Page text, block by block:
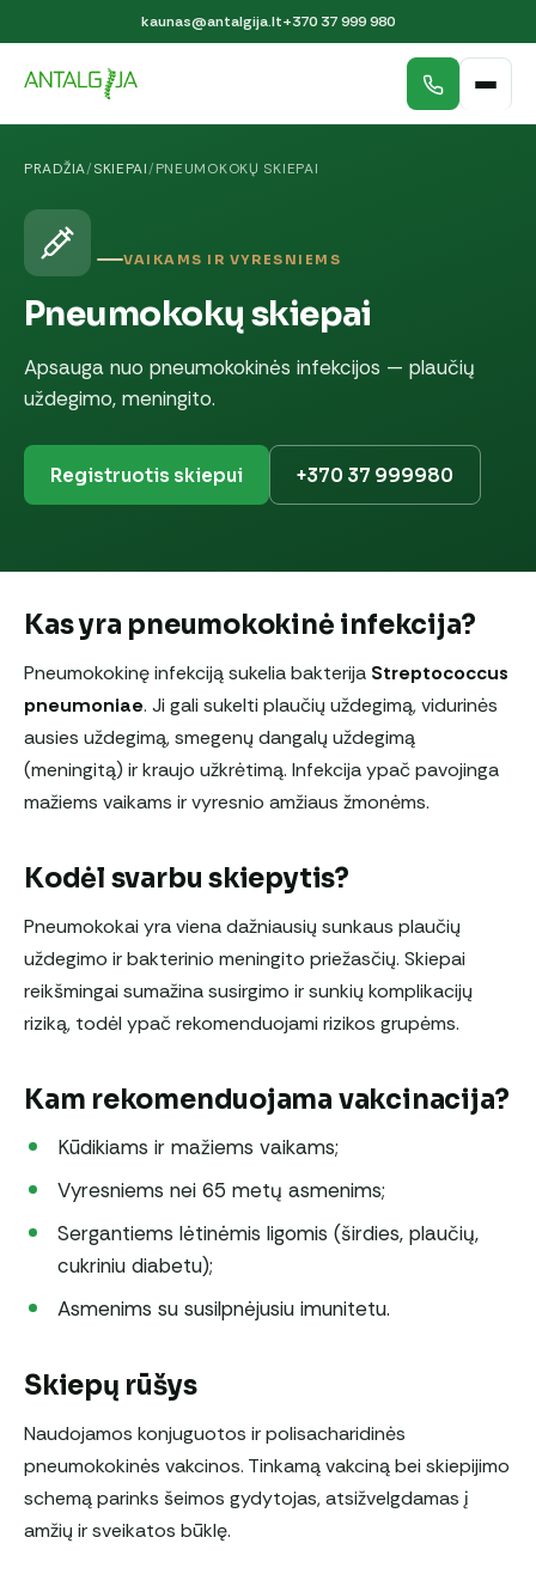
kaunas@antalgija.lt+370 37 999 980
PRADŽIA/SKIEPAI/PNEUMOKOKŲ SKIEPAI
VAIKAMS IR VYRESNIEMS
Pneumokokų skiepai
Apsauga nuo pneumokokinės infekcijos — plaučių
uždegimo, meningito.
Registruotis skiepui +370 37 999980
Kas yra pneumokokinė infekcija?
Pneumokokinę infekciją sukelia bakterija Streptococcus
pneumoniae. Ji gali sukelti plaučių uždegimą, vidurinės
ausies uždegimą, smegenų dangalų uždegimą
(meningitą) ir kraujo užkrėtimą. Infekcija ypač pavojinga
mažiems vaikams ir vyresnio amžiaus žmonėms.
Kodėl svarbu skiepytis?
Pneumokokai yra viena dažniausių sunkaus plaučių
uždegimo ir bakterinio meningito priežasčių. Skiepai
reikšmingai sumažina susirgimo ir sunkių komplikacijų
riziką, todėl ypač rekomenduojami rizikos grupėms.
Kam rekomenduojama vakcinacija?
Kūdikiams ir mažiems vaikams;
Vyresniems nei 65 metų asmenims;
Sergantiems lėtinėmis ligomis (širdies, plaučių,
cukriniu diabetu);
Asmenims su susilpnėjusiu imunitetu.
Skiepų rūšys
Naudojamos konjuguotos ir polisacharidinės
pneumokokinės vakcinos. Tinkamą vakciną bei skiepijimo
schemą parinks šeimos gydytojas, atsižvelgdamas į
amžių ir sveikatos būklę.